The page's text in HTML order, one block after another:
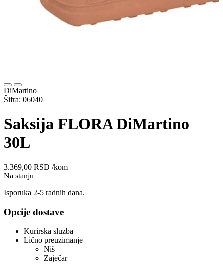
DiMartino
Šifra: 06040
Saksija FLORA DiMartino
30L
3.369,00 RSD /kom
Na stanju
Isporuka 2-5 radnih dana.
Opcije dostave
Kurirska sluzba
Lično preuzimanje
Niš
Zaječar